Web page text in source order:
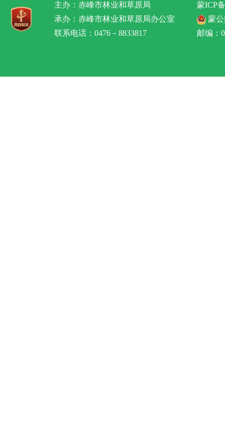
主办：赤峰市林业和草原局
承办：赤峰市林业和草原局办公室
联系电话：0476－8833817
蒙ICP
蒙公
邮编：